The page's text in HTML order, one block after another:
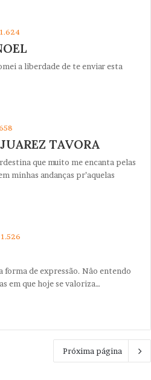
1.624
a liberdade de te enviar esta
TAVORA
que muito me encanta pelas
minhas andanças pr’aquelas
1.526
forma de expressão. Nâo entendo
em que hoje se valoriza…
Próxima página